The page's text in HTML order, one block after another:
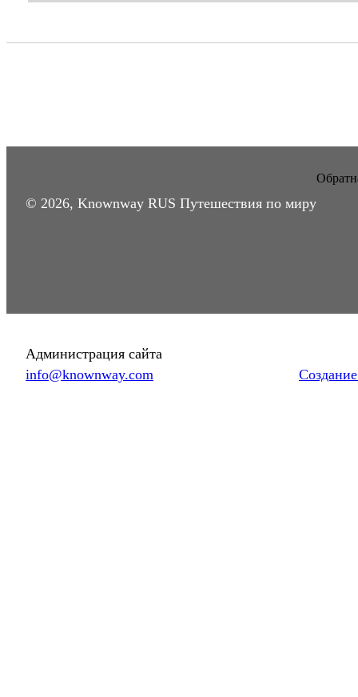
© 2026, Knownway RUS Путешествия по миру
Администрация сайта
info@knownway.com